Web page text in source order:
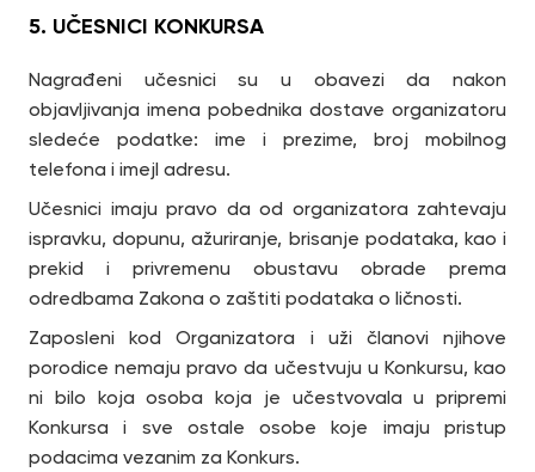
5. UČESNICI KONKURSA
Nagrađeni učesnici su u obavezi da nakon
objavljivanja imena pobednika dostave organizatoru
sledeće podatke: ime i prezime, broj mobilnog
telefona i imejl adresu.
Učesnici imaju pravo da od organizatora zahtevaju
ispravku, dopunu, ažuriranje, brisanje podataka, kao i
prekid i privremenu obustavu obrade prema
odredbama Zakona o zaštiti podataka o ličnosti.
Zaposleni kod Organizatora i uži članovi njihove
porodice nemaju pravo da učestvuju u Konkursu, kao
ni bilo koja osoba koja je učestvovala u pripremi
Konkursa i sve ostale osobe koje imaju pristup
podacima vezanim za Konkurs.